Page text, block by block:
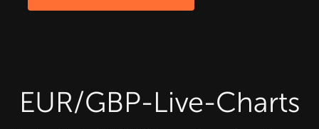
EUR/GBP-Live-Charts